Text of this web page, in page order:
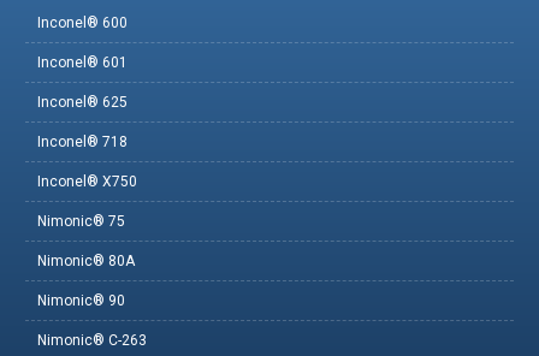
Inconel® 600
Inconel® 601
Inconel® 625
Inconel® 718
Inconel® X750
Nimonic® 75
Nimonic® 80A
Nimonic® 90
Nimonic® C-263